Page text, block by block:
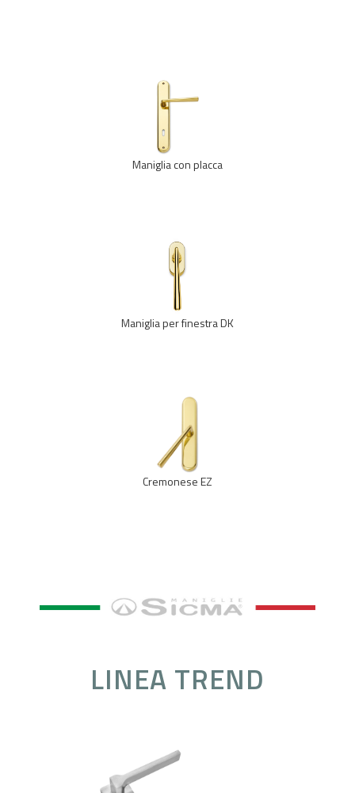
Maniglia con placca
Maniglia per finestra DK
Cremonese EZ
LINEA TREND